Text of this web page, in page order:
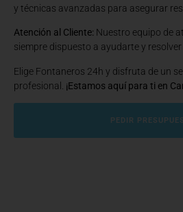
y técnicas avanzadas para asegurar
Atención al Cliente: Nuestro equipo de
siempre dispuesto a ayudarte y
Elige Fontaneros 24h y disfruta de un
profesional. ¡Estamos aquí para ti en
PEDIR